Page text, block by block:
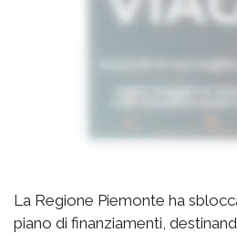
La Regione Piemonte ha
piano di finanziamenti,